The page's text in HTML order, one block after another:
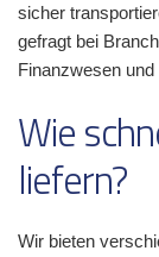
sicher
gefragt bei
Finanzwesen und
Wie
liefern?
Wir bieten